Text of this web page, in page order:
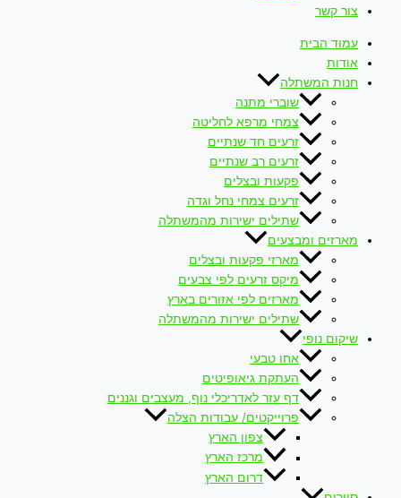
צור קשר
עמוד הבית
אודות
חנות המשתלה
שוברי מתנה
צמחי מרפא לחליטה
זרעים חד שנתיים
זרעים רב שנתיים
פקעות ובצלים
זרעים צמחי נחל וגדה
שתילים ישירות מהמשתלה
מארזים ומבצעים
מארזי פקעות ובצלים
מיקס זרעים לפי צבעים
מארזים לפי אזורים בארץ
שתילים ישירות מהמשתלה
שיקום נופי
אחו טבעי
העתקת גיאופיטים
דף עזר לאדריכלי נוף, מעצבים וגננים
פרוייקטים/ עבודות הצלה
צפון הארץ
מרכז הארץ
דרום הארץ